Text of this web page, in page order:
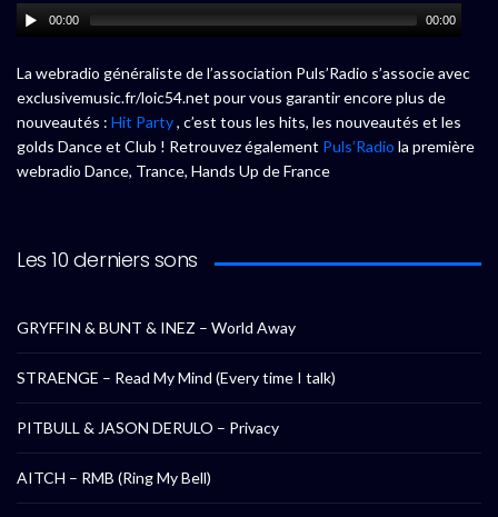
00:00 00:00
La webradio généraliste de l’association Puls’Radio s’associe avec
exclusivemusic.fr/loic54.net pour vous garantir encore plus de
nouveautés : Hit Party, c’est tous les hits, les nouveautés et les
golds Dance et Club ! Retrouvez également Puls’Radio la première
webradio Dance, Trance, Hands Up de France
Les 10 derniers sons
GRYFFIN & BUNT & INEZ – World Away
STRAENGE – Read My Mind (Every time I talk)
PITBULL & JASON DERULO – Privacy
AITCH – RMB (Ring My Bell)